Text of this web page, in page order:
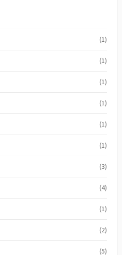
(1)
(1)
(1)
(1)
(1)
(1)
(3)
(4)
(1)
(2)
(5)